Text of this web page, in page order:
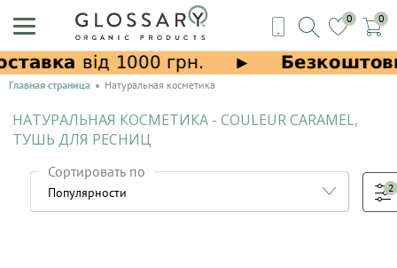
0 0
Главная страница Натуральная косметика
НАТУРАЛЬНАЯ КОСМЕТИКА - COULEUR CARAMEL,
ТУШЬ ДЛЯ РЕСНИЦ
Сортировать по
2